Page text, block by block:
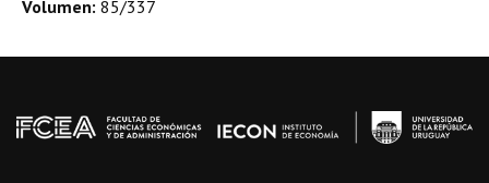
Volumen: 85/337